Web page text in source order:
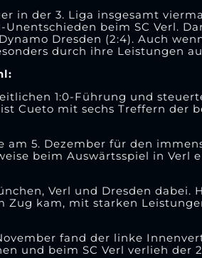
in der 3. Liga insgesamt
Unentschieden beim SC Verl.
Dresden (2:4). Auch
durch ihre Leistungen
1:0-Führung und
Cueto mit sechs Treffern der
am 5. Dezember für den
beim Auswärtsspiel in Verl
Verl und Dresden dabei.
kam, mit starken
fand der linke
und beim SC Verl verlieh der